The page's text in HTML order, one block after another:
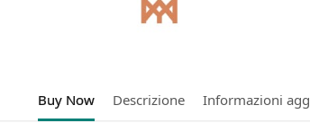
Buy Now Descrizione Informazioni